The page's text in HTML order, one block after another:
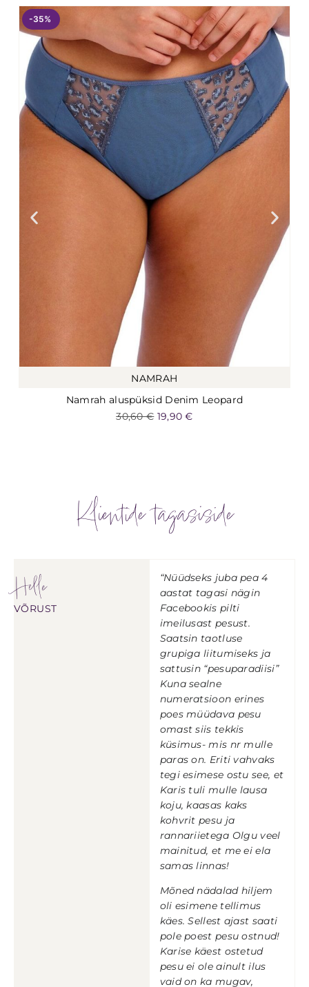
-35%
NAMRAH
Namrah aluspüksid Denim Leopard
30,60€ 19,90€
Klientide tagasiside
Helle
VÕRUST
“Nüüdseks juba pea 4
aastat tagasi nägin
Facebookis pilti
imeilusast pesust.
Saatsin taotluse
grupiga liitumiseks ja
sattusin “pesuparadiisi”
Kuna sealne
numeratsioon erines
poes müüdava pesu
omast siis tekkis
küsimus- mis nr mulle
paras on. Eriti vahvaks
tegi esimese ostu see, et
Karis tuli mulle lausa
koju, kaasas kaks
kohvrit pesu ja
rannariietega Olgu veel
mainitud, et me ei ela
samas linnas!
Mõned nädalad hiljem
oli esimene tellimus
käes. Sellest ajast saati
pole poest pesu ostnud!
Karise käest ostetud
pesu ei ole ainult ilus
vaid on ka mugav,